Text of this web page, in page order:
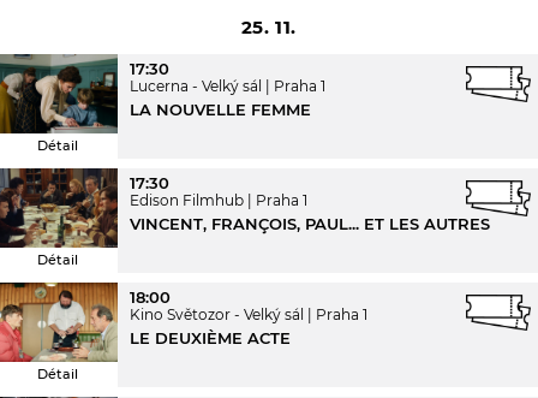
25. 11.
Détail
17:30
Lucerna - Velký sál Praha 1
LA NOUVELLE FEMME
Détail
17:30
Edison Filmhub Praha 1
VINCENT, FRANÇOIS, PAUL... ET LES AUTRES
Détail
18:00
Kino Světozor - Velký sál Praha 1
LE DEUXIÈME ACTE